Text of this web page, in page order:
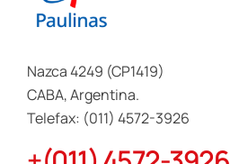
Nazca 4249 (CP1419)
CABA, Argentina.
Telefax: (011) 4572-3926